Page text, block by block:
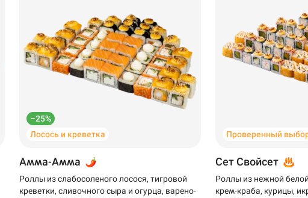
–25%
Лосось и креветка
Амма-Амма
Роллы из слабосоленого лосося, тигровой
креветки, сливочного сыра и огурца, варено-
Проверенный
Сет Свойсет
Роллы из нежной
крем-краба, курицы,
Анапа
Доставка Самовывоз